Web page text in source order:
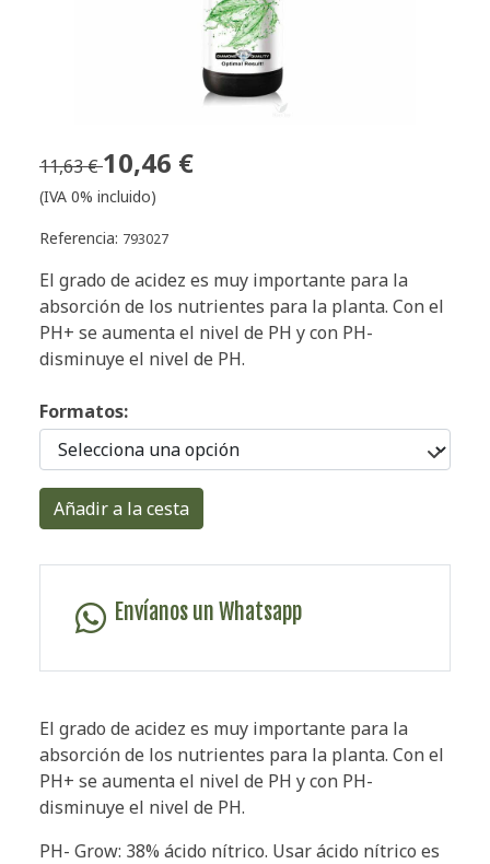
11,63 €10,46 €
(IVA 0% incluido)
Referencia: 793027
El grado de acidez es muy importante para la
absorción de los nutrientes para la planta. Con el
PH+ se aumenta el nivel de PH y con PH-
disminuye el nivel de PH.
Formatos:
Añadir a la cesta
Envíanos un Whatsapp
El grado de acidez es muy importante para la
absorción de los nutrientes para la planta. Con el
PH+ se aumenta el nivel de PH y con PH-
disminuye el nivel de PH.
PH- Grow: 38% ácido nítrico. Usar ácido nítrico es